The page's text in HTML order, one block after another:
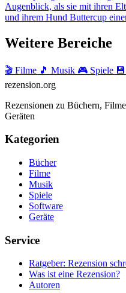
Augenblick, als sie mit ihren
und ihrem Hund Buttercup
Weitere Bereiche
🎬 Filme 🎵 Musik 🎮 Spiele
rezension.org
Rezensionen zu Büchern,
Geräten
Kategorien
Bücher
Filme
Musik
Spiele
Software
Geräte
Service
Ratgeber: Rezension
Was ist eine Rezension?
Autoren